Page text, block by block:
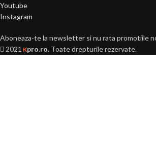
Youtube
Instagram
Aboneaza-te la newsletter si nu rata promotiile
2021 Kpro.ro. Toate drepturile rezervate.